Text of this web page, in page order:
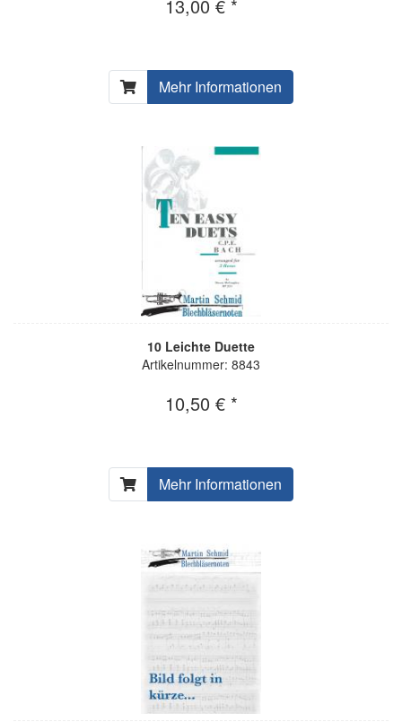
13,00 € *
Mehr Informationen
10 Leichte Duette
Artikelnummer: 8843
10,50 € *
Mehr Informationen